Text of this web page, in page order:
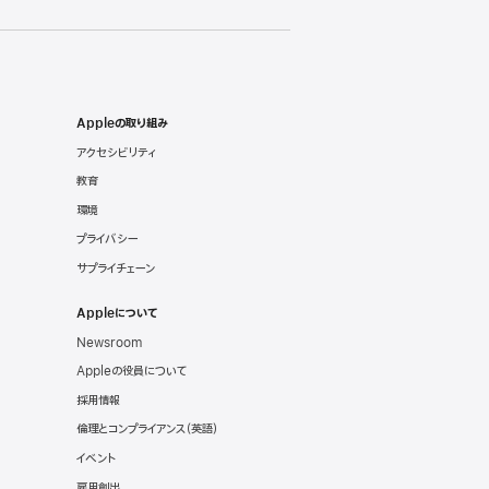
Appleの取り組み
アクセシビリティ
教育
環境
プライバシー
サプライチェーン
Appleについて
Newsroom
Appleの役員について
採用情報
倫理とコンプライアンス（英語）
イベント